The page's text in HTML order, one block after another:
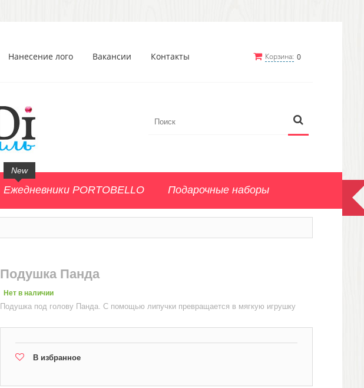
Корзина: 0
Нанесение лого Вакансии Контакты
Ежедневники PORTOBELLO
New
Подарочные наборы
Подушка Панда
Нет в наличии
Подушка под голову Панда. С помощью липучки превращается в мягкую игрушку
В избранное